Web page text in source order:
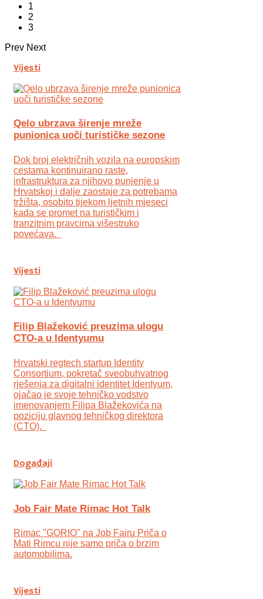
1
2
3
Prev Next
Vijesti
Qelo ubrzava širenje mreže
punionica uoči turističke sezone
Dok broj električnih vozila na europskim
cestama kontinuirano raste,
infrastruktura za njihovo punjenje u
Hrvatskoj i dalje zaostaje za potrebama
tržišta, osobito tijekom ljetnih mjeseci
kada se promet na turističkim i
tranzitnim pravcima višestruko
povećava.
Vijesti
Filip Blažeković preuzima ulogu
CTO-a u Identyumu
Hrvatski regtech startup Identity
Consortium, pokretač sveobuhvatnog
rješenja za digitalni identitet Identyum,
ojаčao je svoje tehničko vodstvo
imenovanjem Filipa Blažekovića na
poziciju glavnog tehničkog direktora
(CTO).
Događaji
Job Fair Mate Rimac Hot Talk
Rimac "GORIO" na Job Fairu Priča o
Mati Rimcu nije samo priča o brzim
automobilima.
Vijesti